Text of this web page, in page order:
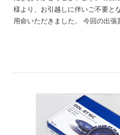
様より、お引越しに伴いご不要と
用命いただきました。 今回の出